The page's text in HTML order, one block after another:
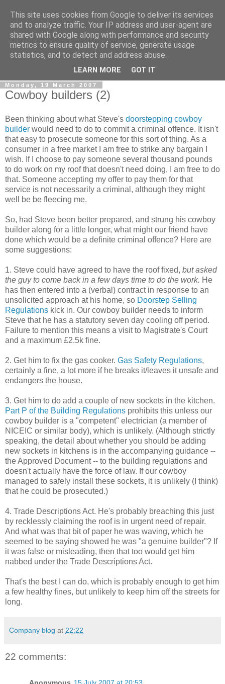
0800 HANDYMAN
0800Handyman discusses handymanning,
entrepreneurship, UK maintenance industry, and more
Monday, 19 March 2007
Cowboy builders (2)
Been thinking about what Steve's doorstepping cowboy
builder would need to do to commit a criminal offence. It isn't
that easy to prosecute someone for this sort of thing. As a
consumer in a free market I am free to strike any bargain I
wish. If I choose to pay someone several thousand pounds
to do work on my roof that doesn't need doing, I am free to do
that. Someone accepting my offer to pay them for that
service is not necessarily a criminal, although they might
well be be fleecing me.
So, had Steve been better prepared, and strung his cowboy
builder along for a little longer, what might our friend have
done which would be a definite criminal offence? Here are
some suggestions:
1. Steve could have agreed to have the roof fixed, but asked
the guy to come back in a few days time to do the work. He
has then entered into a (verbal) contract in response to an
unsolicited approach at his home, so Doorstep Selling
Regulations kick in. Our cowboy builder needs to inform
Steve that he has a statutory seven day cooling off period.
Failure to mention this means a visit to Magistrate's Court
and a maximum £2.5k fine.
2. Get him to fix the gas cooker. Gas Safety Regulations,
certainly a fine, a lot more if he breaks it/leaves it unsafe and
endangers the house.
3. Get him to do add a couple of new sockets in the kitchen.
Part P of the Building Regulations prohibits this unless our
cowboy builder is a "competent" electrician (a member of
NICEIC or similar body), which is unlikely. (Although strictly
speaking, the detail about whether you should be adding
new sockets in kitchens is in the accompanying guidance --
the Approved Document -- to the building regulations and
doesn't actually have the force of law. If our cowboy
managed to safely install these sockets, it is unlikely (I think)
that he could be prosecuted.)
4. Trade Descriptions Act. He's probably breaching this just
by recklessly claiming the roof is in urgent need of repair.
And what was that bit of paper he was waving, which he
seemed to be saying showed he was "a genuine builder"? If
it was false or misleading, then that too would get him
nabbed under the Trade Descriptions Act.
That's the best I can do, which is probably enough to get him
a few healthy fines, but unlikely to keep him off the streets for
long.
Company blog at 22:22
22 comments:
This site uses cookies from Google to deliver its services
and to analyze traffic. Your IP address and user-agent are
shared with Google along with performance and security
metrics to ensure quality of service, generate usage
statistics, and to detect and address abuse.
LEARN MORE GOT IT